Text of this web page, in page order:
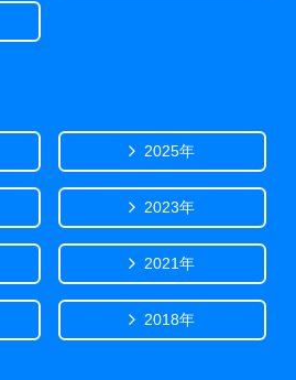
2025年
2023年
2021年
2018年